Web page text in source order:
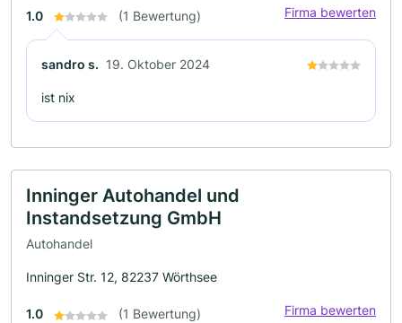
1.0 (1 Bewertung) Firma bewerten
sandro s. 19. Oktober 2024
ist nix
Inninger Autohandel und
Instandsetzung GmbH
Autohandel
Inninger Str. 12, 82237 Wörthsee
1.0 (1 Bewertung) Firma bewerten